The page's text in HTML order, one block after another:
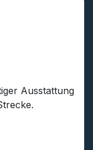
Ausstattung